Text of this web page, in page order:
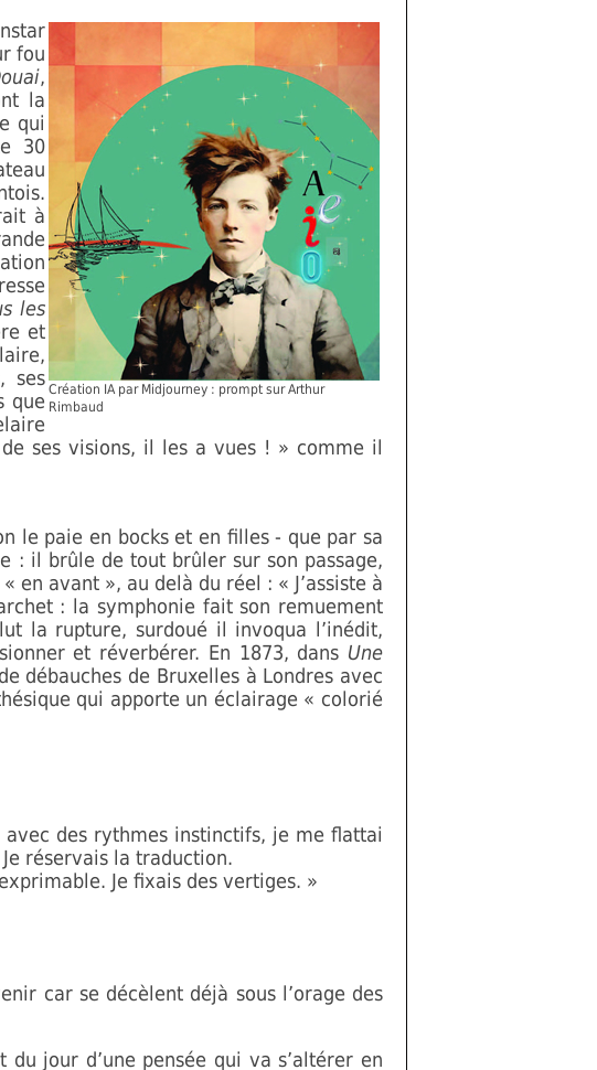
Création IA par Midjourney : prompt sur Arthur
Rimbaud
fou
,
la
qui
30
à
les
et
ses
que
ses visions, il les a vues ! » comme il
le paie en bocks et en filles - que par sa
: il brûle de tout brûler sur son passage,
en avant », au delà du réel : « J’assiste à
: la symphonie fait son remuement
la rupture, surdoué il invoqua l’inédit,
et réverbérer. En 1873, dans Une
débauches de Bruxelles à Londres avec
qui apporte un éclairage « colorié
des rythmes instinctifs, je me flattai
réservais la traduction.
Je fixais des vertiges. »
car se décèlent déjà sous l’orage des
jour d’une pensée qui va s’altérer en